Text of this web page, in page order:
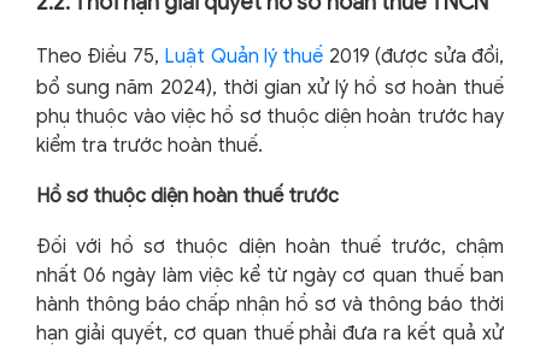
Theo Điều 75, Luật Quản lý thuế 2019 (được sửa đổi,
bổ sung năm 2024), thời gian xử lý hồ sơ hoàn thuế
phụ thuộc vào việc hồ sơ thuộc diện hoàn trước hay
kiểm tra trước hoàn thuế.
Hồ sơ thuộc diện hoàn thuế trước
Đối với hồ sơ thuộc diện hoàn thuế trước, chậm
nhất 06 ngày làm việc kể từ ngày cơ quan thuế ban
hành thông báo chấp nhận hồ sơ và thông báo thời
hạn giải quyết, cơ quan thuế phải đưa ra kết quả xử